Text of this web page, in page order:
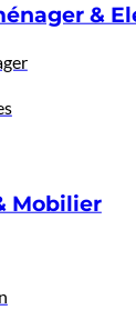
&
Mobilier